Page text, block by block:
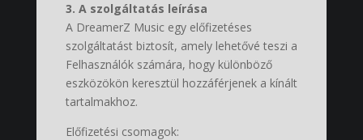
3. A szolgáltatás leírása
A DreamerZ Music egy előfizetéses
szolgáltatást biztosít, amely lehetővé teszi a
Felhasználók számára, hogy különböző
eszközökön keresztül hozzáférjenek a kínált
tartalmakhoz.
Előfizetési csomagok: